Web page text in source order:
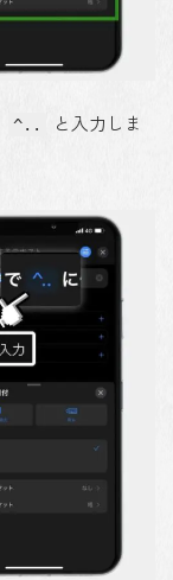
^..
と入力しま